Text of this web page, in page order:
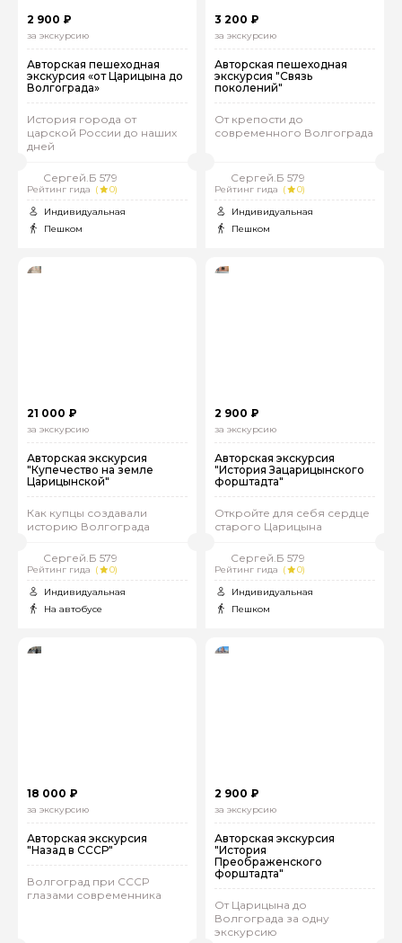
2 900 ₽
за экскурсию
Авторская пешеходная
экскурсия «от Царицына до
Волгограда»
История города от
царской России до наших
дней
Сергей.Б 579
Рейтинг гида (
0)
Индивидуальная
Пешком
3 200 ₽
за экскурсию
Авторская пешеходная
экскурсия "Связь
поколений"
От крепости до
современного Волгограда
Сергей.Б 579
Рейтинг гида (
0)
Индивидуальная
Пешком
21 000 ₽
за экскурсию
Авторская экскурсия
"Купечество на земле
Царицынской"
Как купцы создавали
историю Волгограда
Сергей.Б 579
Рейтинг гида (
0)
Индивидуальная
На автобусе
2 900 ₽
за экскурсию
Авторская экскурсия
"История Зацарицынского
форштадта"
Откройте для себя сердце
старого Царицына
Сергей.Б 579
Рейтинг гида (
0)
Индивидуальная
Пешком
18 000 ₽
за экскурсию
Авторская экскурсия
"Назад в СССР"
Волгоград при СССР
глазами современника
2 900 ₽
за экскурсию
Авторская экскурсия
"История
Преображенского
форштадта"
От Царицына до
Волгограда за одну
экскурсию